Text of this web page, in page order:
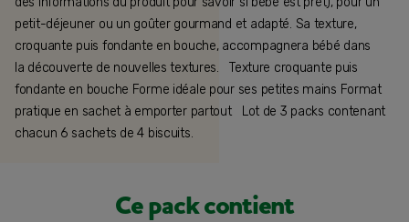
petit-déjeuner ou un goûter gourmand et adapté. Sa texture,
croquante puis fondante en bouche, accompagnera bébé dans
la découverte de nouvelles textures. Texture croquante puis
fondante en bouche Forme idéale pour ses petites mains Format
pratique en sachet à emporter partout Lot de 3 packs contenant
chacun 6 sachets de 4 biscuits.
Ce pack contient